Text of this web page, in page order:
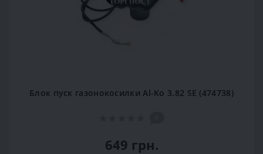
Блок пуск газонокосилки Al-Ko 3.82 SE (474738)
649 грн.